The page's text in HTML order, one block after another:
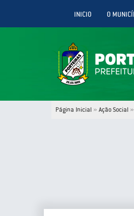
INICIO O
Página Inicial » Ação Social »